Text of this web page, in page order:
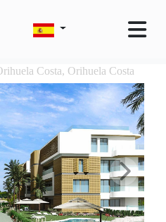
Costa, Orihuela Costa